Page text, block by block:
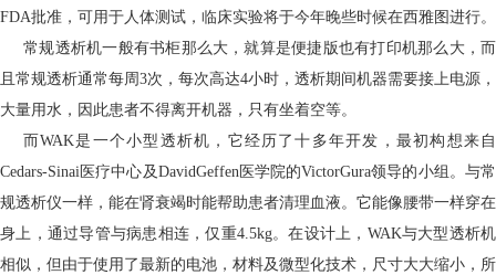
FDA批准，可用于人体测试，临床实验将于今年晚些时候在西雅图进行。
常规透析机一般有书柜那么大，就算是便捷版也有打印机那么大，而
且常规透析通常每周 3次，每次高达4小时，透析期间机器需要接上电源，
大量用水，因此患者不得离开机器，只有坐着空等。
而WAK是一个小型透析机，它经历了十多年开发，最初构想来自
Cedars-Sinai 医疗中心及DavidGeffen医学院的VictorGura领导的小组。与常
规透析仪一样，能在肾衰竭时能帮助患者清理血液。它能像腰带一样穿在
身上，通过导管与病患相连，仅重4.5kg。在设计上， WAK与大型透析机
相似，但由于使用了最新的电池，材料及微型化技术，尺寸大大缩小，所